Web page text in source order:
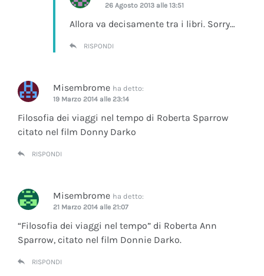
26 Agosto 2013 alle 13:51
Allora va decisamente tra i libri. Sorry…
RISPONDI
Misembrome ha detto:
19 Marzo 2014 alle 23:14
Filosofia dei viaggi nel tempo di Roberta Sparrow
citato nel film Donny Darko
RISPONDI
Misembrome ha detto:
21 Marzo 2014 alle 21:07
“Filosofia dei viaggi nel tempo” di Roberta Ann
Sparrow, citato nel film Donnie Darko.
RISPONDI